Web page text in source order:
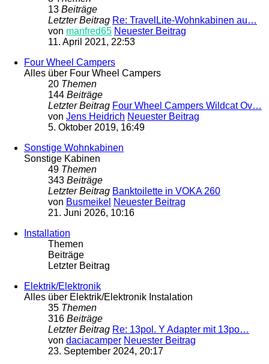
13 Beiträge
Letzter Beitrag Re: TravelLite-Wohnkabinen au…
von manfred65 Neuester Beitrag
11. April 2021, 22:53
Four Wheel Campers
Alles über Four Wheel Campers
20 Themen
144 Beiträge
Letzter Beitrag Four Wheel Campers Wildcat Ov…
von Jens Heidrich Neuester Beitrag
5. Oktober 2019, 16:49
Sonstige Wohnkabinen
Sonstige Kabinen
49 Themen
343 Beiträge
Letzter Beitrag Banktoilette in VOKA 260
von Busmeikel Neuester Beitrag
21. Juni 2026, 10:16
Installation
Themen
Beiträge
Letzter Beitrag
Elektrik/Elektronik
Alles über Elektrik/Elektronik Instalation
35 Themen
316 Beiträge
Letzter Beitrag Re: 13pol. Y Adapter mit 13po…
von daciacamper Neuester Beitrag
23. September 2024, 20:17